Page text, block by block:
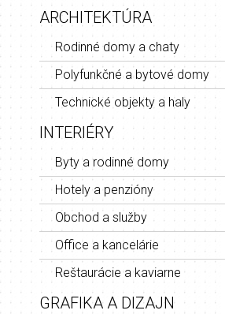
ARCHITEKTÚRA
Rodinné domy a chaty
Polyfunkčné a bytové domy
Technické objekty a haly
INTERIÉRY
Byty a rodinné domy
Hotely a penzióny
Obchod a služby
Office a kancelárie
Reštaurácie a kaviarne
GRAFIKA A DIZAJN